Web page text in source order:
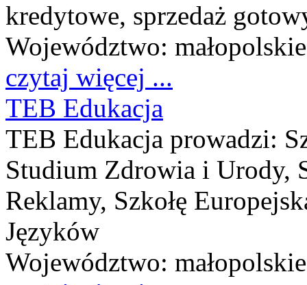
kredytowe, sprzedaż
Województwo: małopolskie
czytaj więcej ...
TEB Edukacja
TEB Edukacja prowadzi:
Studium Zdrowia i Urody,
Reklamy, Szkołę
Języków
Województwo: małopolskie